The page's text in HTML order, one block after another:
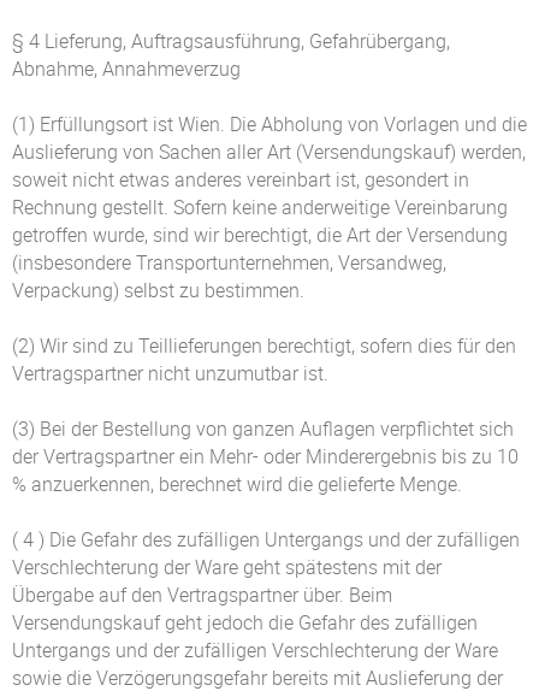
§ 4 Lieferung, Auftragsausführung, Gefahrübergang,
Abnahme, Annahmeverzug
(1) Erfüllungsort ist Wien. Die Abholung von Vorlagen und die
Auslieferung von Sachen aller Art (Versendungskauf) werden,
soweit nicht etwas anderes vereinbart ist, gesondert in
Rechnung gestellt. Sofern keine anderweitige Vereinbarung
getroffen wurde, sind wir berechtigt, die Art der Versendung
(insbesondere Transportunternehmen, Versandweg,
Verpackung) selbst zu bestimmen.
(2) Wir sind zu Teillieferungen berechtigt, sofern dies für den
Vertragspartner nicht unzumutbar ist.
(3) Bei der Bestellung von ganzen Auflagen verpflichtet sich
der Vertragspartner ein Mehr- oder Minderergebnis bis zu 10
% anzuerkennen, berechnet wird die gelieferte Menge.
( 4 ) Die Gefahr des zufälligen Untergangs und der zufälligen
Verschlechterung der Ware geht spätestens mit der
Übergabe auf den Vertragspartner über. Beim
Versendungskauf geht jedoch die Gefahr des zufälligen
Untergangs und der zufälligen Verschlechterung der Ware
sowie die Verzögerungsgefahr bereits mit Auslieferung der